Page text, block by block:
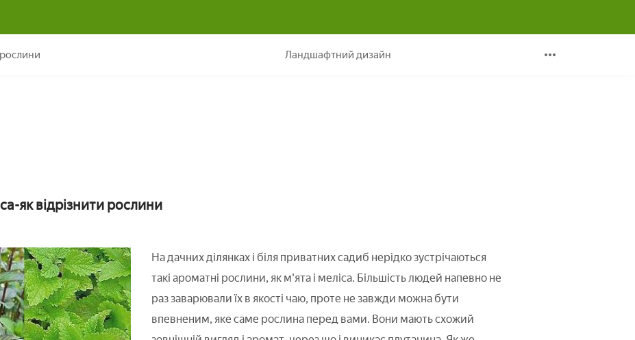
Ландшафтний дизайн
як відрізнити рослини
На дачних ділянках і біля приватних садиб нерідко зустрічаються
такі ароматні рослини, як м'ята і меліса. Більшість людей напевно не
раз заварювали їх в якості чаю, проте не завжди можна бути
впевненим, яке саме рослина перед вами. Вони мають схожий